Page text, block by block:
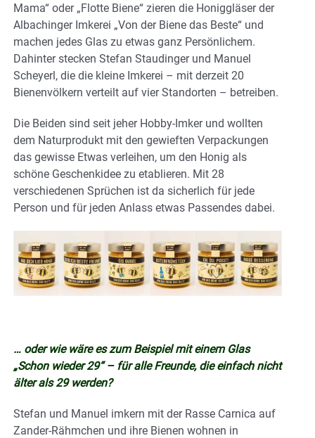
Mama“ oder „Flotte Biene“ zieren die Honiggläser der
Albachinger Imkerei „Von der Biene das Beste“ und
machen jedes Glas zu etwas ganz Persönlichem.
Dahinter stecken Stefan Staudinger und Manuel
Scheyerl, die die kleine Imkerei – mit derzeit 20
Bienenvölkern verteilt auf vier Standorten – betreiben.
Die Beiden sind seit jeher Hobby-Imker und wollten
dem Naturprodukt mit den gewieften Verpackungen
das gewisse Etwas verleihen, um den Honig als
schöne Geschenkidee zu etablieren. Mit 28
verschiedenen Sprüchen ist da sicherlich für jede
Person und für jeden Anlass etwas Passendes dabei.
… oder wie wäre es zum Beispiel mit einem Glas
„Schon wieder 29“ – für alle Freunde, die einfach nicht
älter als 29 werden?
Stefan und Manuel imkern mit der Rasse Carnica auf
Zander-Rähmchen und ihre Bienen wohnen in